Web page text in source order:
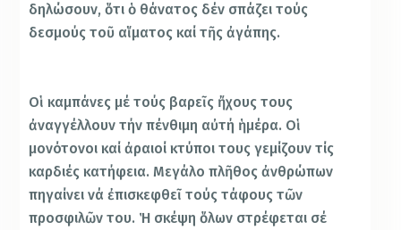
δηλώσουν, ὅτι ὁ θάνατος δέν σπάζει τούς
δεσμούς τοῦ αἵματος καί τῆς ἀγάπης.
Οἱ καμπάνες μέ τούς βαρεῖς ἤχους τους
ἀναγγέλλουν τήν πένθιμη αὐτή ἡμέρα. Οἱ
μονότονοι καί ἀραιοί κτύποι τους γεμίζουν τίς
καρδιές κατήφεια. Μεγάλο πλῆθος ἀνθρώπων
πηγαίνει νά ἐπισκεφθεῖ τούς τάφους τῶν
προσφιλῶν του. Ἡ σκέψη ὅλων στρέφεται σέ